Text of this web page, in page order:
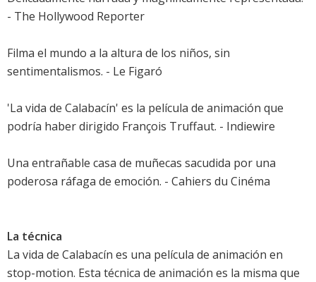
- The Hollywood Reporter
Filma el mundo a la altura de los niños, sin
sentimentalismos. - Le Figaró
'La vida de Calabacín' es la película de animación que
podría haber dirigido François Truffaut. - Indiewire
Una entrañable casa de muñecas sacudida por una
poderosa ráfaga de emoción. - Cahiers du Cinéma
La técnica
La vida de Calabacín es una película de animación en
stop-motion. Esta técnica de animación es la misma que